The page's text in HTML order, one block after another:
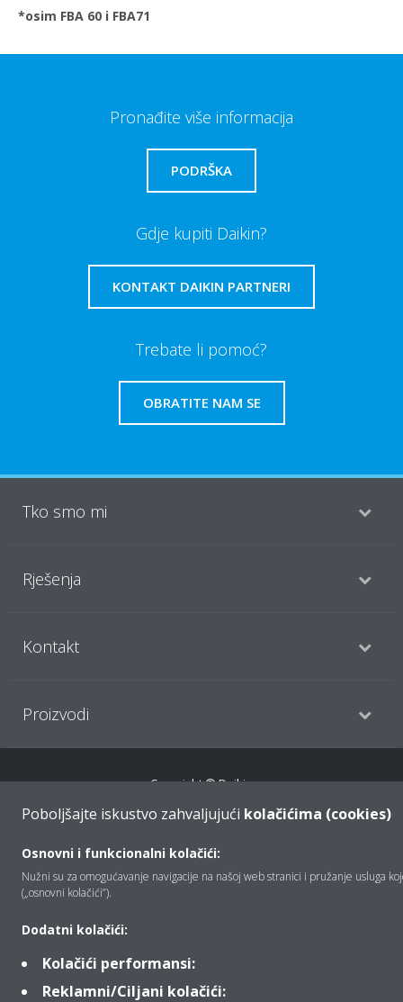
*osim FBA 60 i FBA71
Pronađite više informacija
PODRŠKA
Gdje kupiti Daikin?
KONTAKT DAIKIN PARTNERI
Trebate li pomoć?
OBRATITE NAM SE
Tko smo mi
Rješenja
Kontakt
Proizvodi
Copyright © Daikin
Pravna napomena
Obavijest o kolačićima
Poboljšajte iskustvo zahvaljujući kolačićima (cookies)
Osnovni i funkcionalni kolačići:
Nužni su za omogućavanje navigacije na našoj web stranici i pružanje usluga
(„osnovni kolačići”).
Dodatni kolačići:
Kolačići performansi:
Reklamni/Ciljani kolačići: